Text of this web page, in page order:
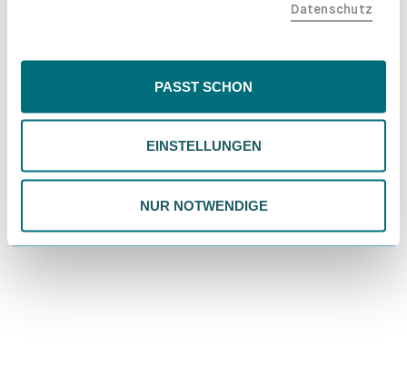
der EU, beispielsweise in den USA, verarbeitet werden
Inhalte eingeschränkt sein könnten. Wähle
deiner Präferenzen. Du kannst deine Wahl jederzeit
ändern. Weitere Informationen findest du in unserer
Datenschutzrichtlinie.
Datenschutz
PASST SCHON
EINSTELLUNGEN
NUR NOTWENDIGE
Schubladenkästen. Stabil mit Stil.
Erfahre mehr